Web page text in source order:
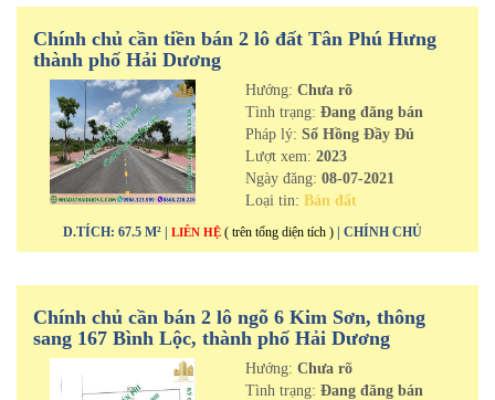
Chính chủ cần tiền bán 2 lô đất Tân Phú Hưng
thành phố Hải Dương
Hướng: Chưa rõ
Tình trạng: Đang đăng bán
Pháp lý: Sổ Hồng Đầy Đủ
Lượt xem: 2023
Ngày đăng: 08-07-2021
Loại tin: Bán đất
D.TÍCH: 67.5 M² | LIÊN HỆ ( trên tổng diện tích ) | CHÍNH CHỦ
Chính chủ cần bán 2 lô ngõ 6 Kim Sơn, thông
sang 167 Bình Lộc, thành phố Hải Dương
Hướng: Chưa rõ
Tình trạng: Đang đăng bán